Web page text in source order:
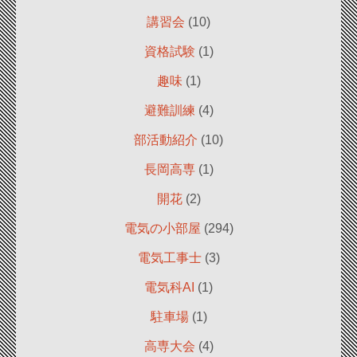
講習会 (10)
資格試験 (1)
趣味 (1)
避難訓練 (4)
部活動紹介 (10)
長岡高専(1)
開花(2)
電気の小部屋 (294)
電気工事士(3)
電気科AI (1)
駐車場(1)
高専大会 (4)